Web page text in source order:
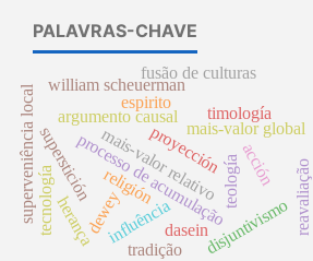
PALAVRAS-CHAVE
argumento causal
superstición proyección
processo de acumulação
mais-valor global
mais-valor relativo
superveniência local
disjuntivismo
religión
tecnología dewey
teología
espirito
influência
william scheuerman
dasein
herança reavaliação
tradição
fusão de culturas
timología
acción